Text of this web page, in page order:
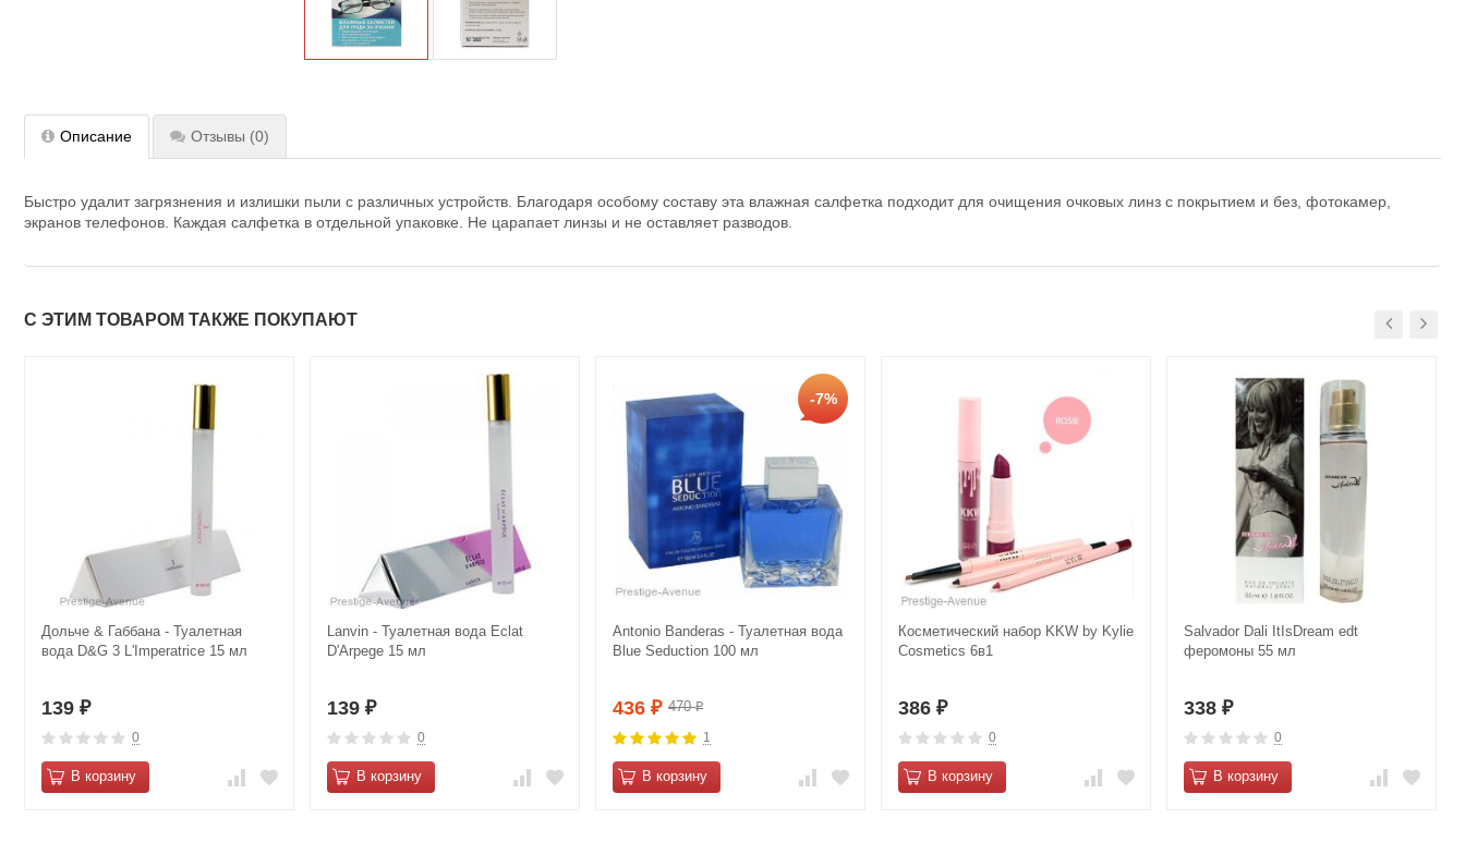
Описание Отзывы (0)
Быстро удалит загрязнения и излишки пыли с различных устройств. Благодаря особому составу эта влажная салфетка подходит для очищения очковых линз с покрытием и без, фотокамер,
экранов телефонов. Каждая салфетка в отдельной упаковке. Не царапает линзы и не оставляет разводов.
С ЭТИМ ТОВАРОМ ТАКЖЕ ПОКУПАЮТ
Дольче & Габбана - Туалетная
вода D&G 3 L'Imperatrice 15 мл
139 ₽
0
В корзину
Lanvin - Туалетная вода Eclat
D'Arpege 15 мл
139 ₽
0
В корзину
-7%
Antonio Banderas - Туалетная вода
Blue Seduction 100 мл
436 ₽ 470₽
1
В корзину
Косметический набор KKW by Kylie
Cosmetics 6в1
386 ₽
0
В корзину
Salvador Dali ItIsDream edt
феромоны 55 мл
338 ₽
0
В корзину